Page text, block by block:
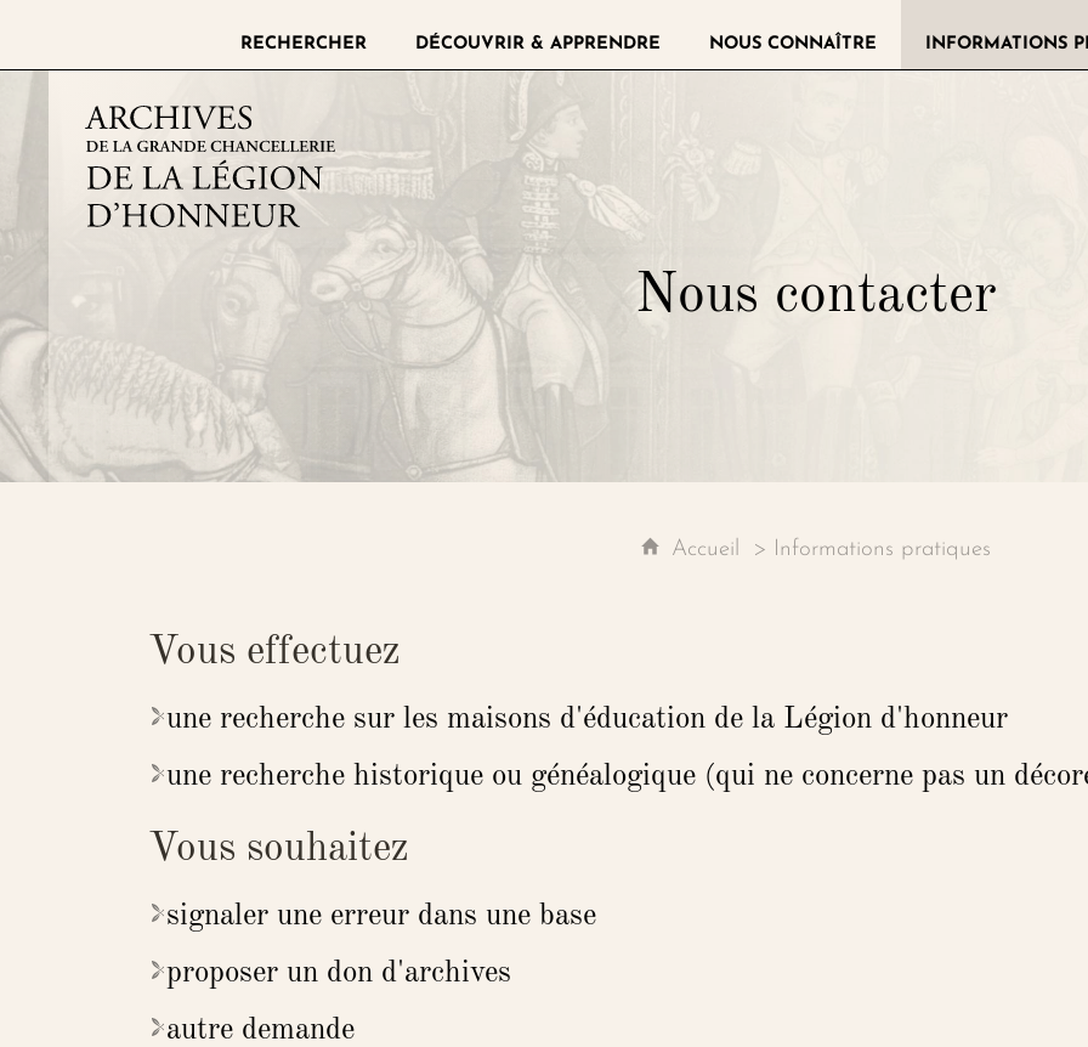
Archives de la grande chancellerie de la Légion d'honneur
RECHERCHER DÉCOUVRIR & APPRENDRE NOUS CONNAÎTRE INFORMATIONS
Accueil Informations pratiques
Nous contacter
Vous effectuez
une recherche sur les maisons d'éducation de la Légion d'honneur
une recherche historique ou généalogique (qui ne concerne pas un
Vous souhaitez
signaler une erreur dans une base
proposer un don d'archives
autre demande